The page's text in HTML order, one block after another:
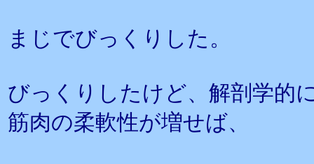
まじでびっくりした。
びっくりしたけど、解剖学的
筋肉の柔軟性が増せば、